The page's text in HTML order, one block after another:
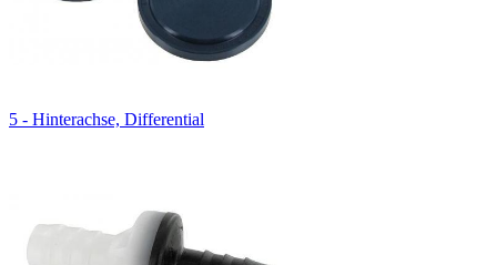
5 - Hinterachse, Differential